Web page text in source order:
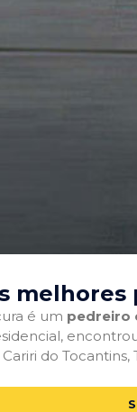
melhores
é um pedreiro
do Tocantins,